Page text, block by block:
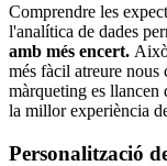
Comprendre les
l'analítica de dades
amb més encert.
més fàcil atreure nous
màrqueting es llancen
la millor experiència
Personalització